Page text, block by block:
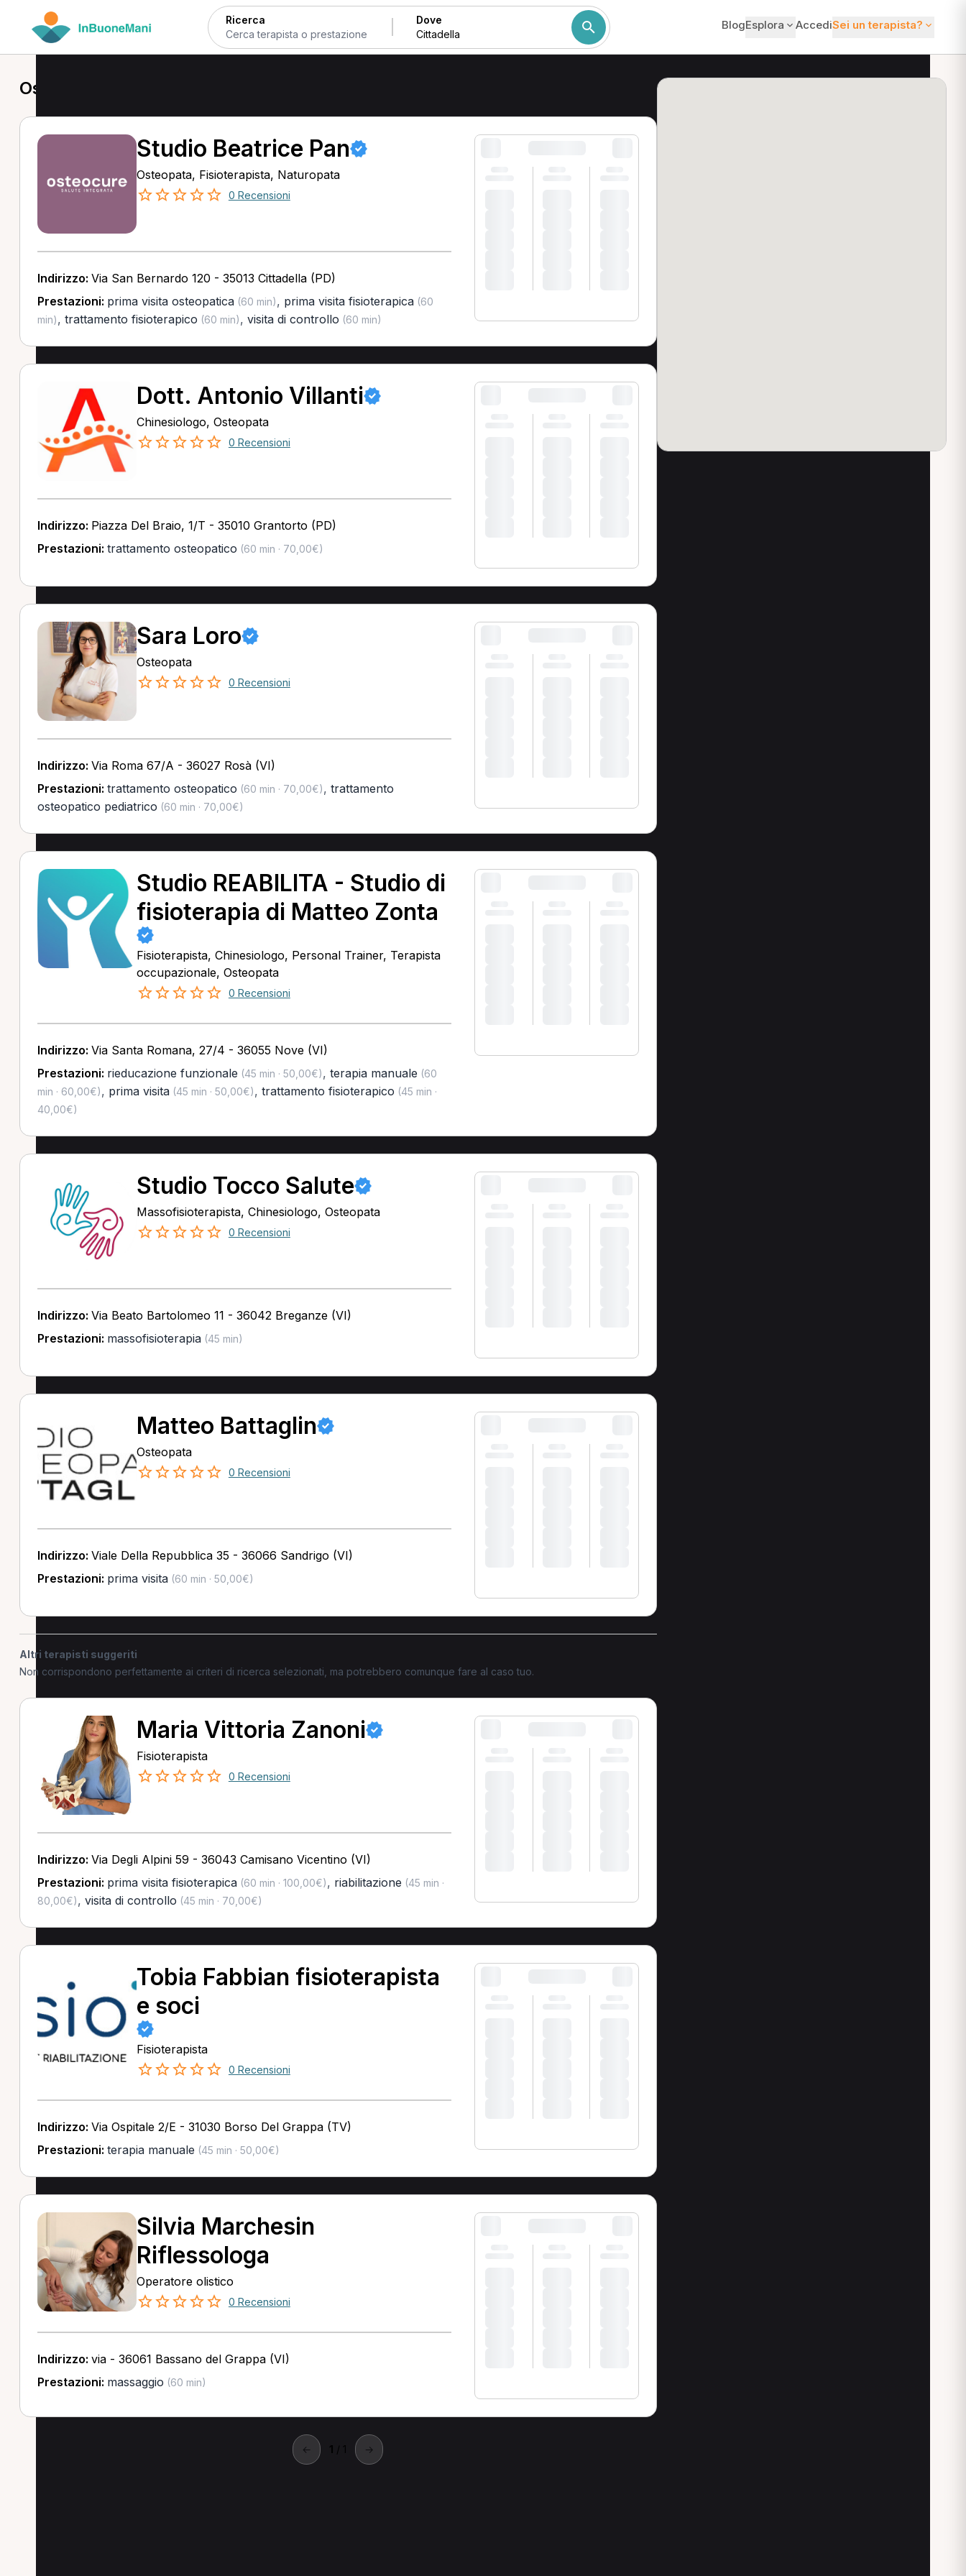
Ricerca Dove BlogEsplora AccediSei un terapista?
Osteopata a Cittadella
Studio Beatrice Pan
Osteopata, Fisioterapista, Naturopata
0 Recensioni
Indirizzo: Via San Bernardo 120 - 35013 Cittadella (PD)
Prestazioni: prima visita osteopatica(60 min), prima visita fisioterapica(60
min), trattamento fisioterapico (60 min), visita di controllo (60 min)
Dott. Antonio Villanti
Chinesiologo, Osteopata
0 Recensioni
Indirizzo: Piazza Del Braio, 1/T - 35010 Grantorto (PD)
Prestazioni: trattamento osteopatico (60 min · 70,00€)
Sara Loro
Osteopata
0 Recensioni
Indirizzo: Via Roma 67/A - 36027 Rosà (VI)
Prestazioni: trattamento osteopatico (60 min · 70,00€), trattamento
osteopatico pediatrico (60 min · 70,00€)
Studio REABILITA - Studio di
fisioterapia di Matteo Zonta
Fisioterapista, Chinesiologo, Personal Trainer, Terapista
occupazionale, Osteopata
0 Recensioni
Indirizzo: Via Santa Romana, 27/4 - 36055 Nove (VI)
Prestazioni: rieducazione funzionale (45 min · 50,00€), terapia manuale (60
min · 60,00€), prima visita(45 min · 50,00€), trattamento fisioterapico (45 min ·
40,00€)
Studio Tocco Salute
Massofisioterapista, Chinesiologo, Osteopata
0 Recensioni
Indirizzo: Via Beato Bartolomeo 11 - 36042 Breganze (VI)
Prestazioni: massofisioterapia(45 min)
Matteo Battaglin
Osteopata
0 Recensioni
Indirizzo: Viale Della Repubblica 35 - 36066 Sandrigo (VI)
Prestazioni: prima visita(60 min · 50,00€)
Altri terapisti suggeriti
Non corrispondono perfettamente ai criteri di ricerca selezionati, ma potrebbero comunque fare al caso tuo.
Maria Vittoria Zanoni
Fisioterapista
0 Recensioni
Indirizzo: Via Degli Alpini 59 - 36043 Camisano Vicentino (VI)
Prestazioni: prima visita fisioterapica(60 min · 100,00€), riabilitazione (45 min ·
80,00€), visita di controllo (45 min · 70,00€)
Tobia Fabbian fisioterapista
e soci
Fisioterapista
0 Recensioni
Indirizzo: Via Ospitale 2/E - 31030 Borso Del Grappa (TV)
Prestazioni: terapia manuale (45 min · 50,00€)
Silvia Marchesin
Riflessologa
Operatore olistico
0 Recensioni
Indirizzo: via - 36061 Bassano del Grappa (VI)
Prestazioni: massaggio (60 min)
← 1 / 1 →